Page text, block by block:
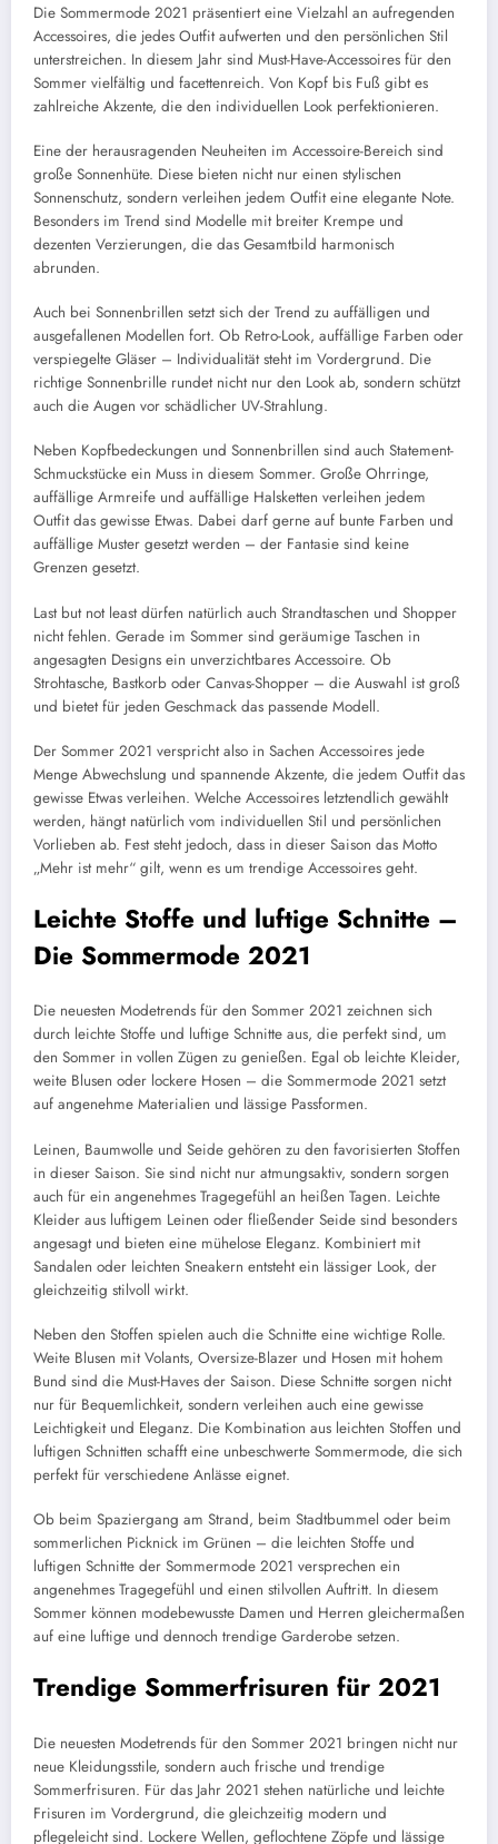
Die Sommermode 2021 präsentiert eine Vielzahl an aufregenden
Accessoires, die jedes Outfit aufwerten und den persönlichen Stil
unterstreichen. In diesem Jahr sind Must-Have-Accessoires für den
Sommer vielfältig und facettenreich. Von Kopf bis Fuß gibt es
zahlreiche Akzente, die den individuellen Look perfektionieren.
Eine der herausragenden Neuheiten im Accessoire-Bereich sind
große Sonnenhüte. Diese bieten nicht nur einen stylischen
Sonnenschutz, sondern verleihen jedem Outfit eine elegante Note.
Besonders im Trend sind Modelle mit breiter Krempe und
dezenten Verzierungen, die das Gesamtbild harmonisch
abrunden.
Auch bei Sonnenbrillen setzt sich der Trend zu auffälligen und
ausgefallenen Modellen fort. Ob Retro-Look, auffällige Farben oder
verspiegelte Gläser – Individualität steht im Vordergrund. Die
richtige Sonnenbrille rundet nicht nur den Look ab, sondern schützt
auch die Augen vor schädlicher UV-Strahlung.
Neben Kopfbedeckungen und Sonnenbrillen sind auch Statement-
Schmuckstücke ein Muss in diesem Sommer. Große Ohrringe,
auffällige Armreife und auffällige Halsketten verleihen jedem
Outfit das gewisse Etwas. Dabei darf gerne auf bunte Farben und
auffällige Muster gesetzt werden – der Fantasie sind keine
Grenzen gesetzt.
Last but not least dürfen natürlich auch Strandtaschen und Shopper
nicht fehlen. Gerade im Sommer sind geräumige Taschen in
angesagten Designs ein unverzichtbares Accessoire. Ob
Strohtasche, Bastkorb oder Canvas-Shopper – die Auswahl ist groß
und bietet für jeden Geschmack das passende Modell.
Der Sommer 2021 verspricht also in Sachen Accessoires jede
Menge Abwechslung und spannende Akzente, die jedem Outfit das
gewisse Etwas verleihen. Welche Accessoires letztendlich gewählt
werden, hängt natürlich vom individuellen Stil und persönlichen
Vorlieben ab. Fest steht jedoch, dass in dieser Saison das Motto
„Mehr ist mehr“ gilt, wenn es um trendige Accessoires geht.
Leichte Stoffe und luftige Schnitte –
Die Sommermode 2021
Die neuesten Modetrends für den Sommer 2021 zeichnen sich
durch leichte Stoffe und luftige Schnitte aus, die perfekt sind, um
den Sommer in vollen Zügen zu genießen. Egal ob leichte Kleider,
weite Blusen oder lockere Hosen – die Sommermode 2021 setzt
auf angenehme Materialien und lässige Passformen.
Leinen, Baumwolle und Seide gehören zu den favorisierten Stoffen
in dieser Saison. Sie sind nicht nur atmungsaktiv, sondern sorgen
auch für ein angenehmes Tragegefühl an heißen Tagen. Leichte
Kleider aus luftigem Leinen oder fließender Seide sind besonders
angesagt und bieten eine mühelose Eleganz. Kombiniert mit
Sandalen oder leichten Sneakern entsteht ein lässiger Look, der
gleichzeitig stilvoll wirkt.
Neben den Stoffen spielen auch die Schnitte eine wichtige Rolle.
Weite Blusen mit Volants, Oversize-Blazer und Hosen mit hohem
Bund sind die Must-Haves der Saison. Diese Schnitte sorgen nicht
nur für Bequemlichkeit, sondern verleihen auch eine gewisse
Leichtigkeit und Eleganz. Die Kombination aus leichten Stoffen und
luftigen Schnitten schafft eine unbeschwerte Sommermode, die sich
perfekt für verschiedene Anlässe eignet.
Ob beim Spaziergang am Strand, beim Stadtbummel oder beim
sommerlichen Picknick im Grünen – die leichten Stoffe und
luftigen Schnitte der Sommermode 2021 versprechen ein
angenehmes Tragegefühl und einen stilvollen Auftritt. In diesem
Sommer können modebewusste Damen und Herren gleichermaßen
auf eine luftige und dennoch trendige Garderobe setzen.
Trendige Sommerfrisuren für 2021
Die neuesten Modetrends für den Sommer 2021 bringen nicht nur
neue Kleidungsstile, sondern auch frische und trendige
Sommerfrisuren. Für das Jahr 2021 stehen natürliche und leichte
Frisuren im Vordergrund, die gleichzeitig modern und
pflegeleicht sind. Lockere Wellen, geflochtene Zöpfe und lässige